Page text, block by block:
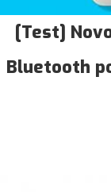
[Test]
Bluetooth